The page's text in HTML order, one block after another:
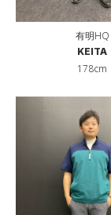
有明HQ
KEITA
178cm